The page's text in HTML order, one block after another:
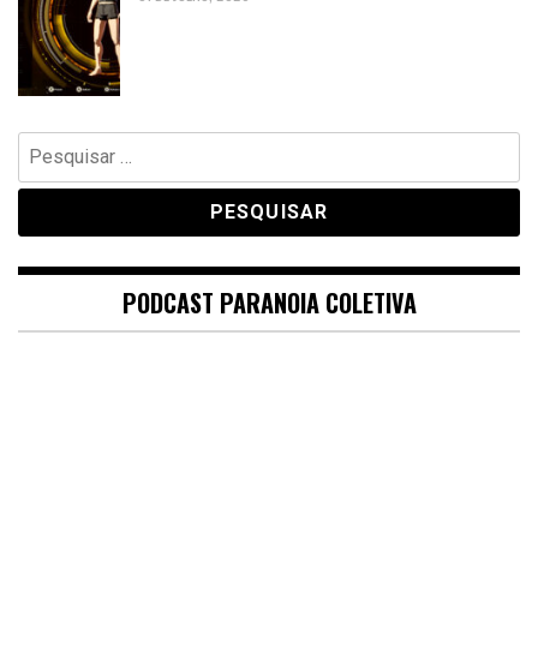
Pesquisar
por:
PODCAST PARANOIA COLETIVA